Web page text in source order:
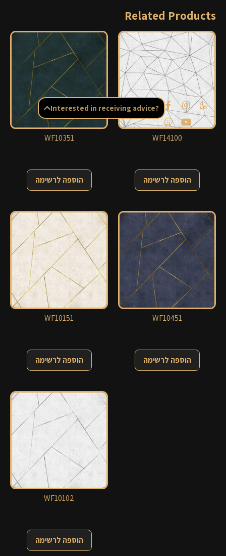
Related Products
WF10351
הוספה לרשימה
WF14100
הוספה לרשימה
WF10151
הוספה לרשימה
WF10451
הוספה לרשימה
WF10102
הוספה לרשימה
Interested in receiving advice?